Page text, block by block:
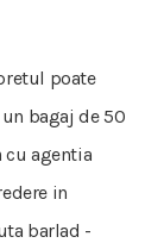
poate
bagaj de 50
cu agentia
in
barlad -